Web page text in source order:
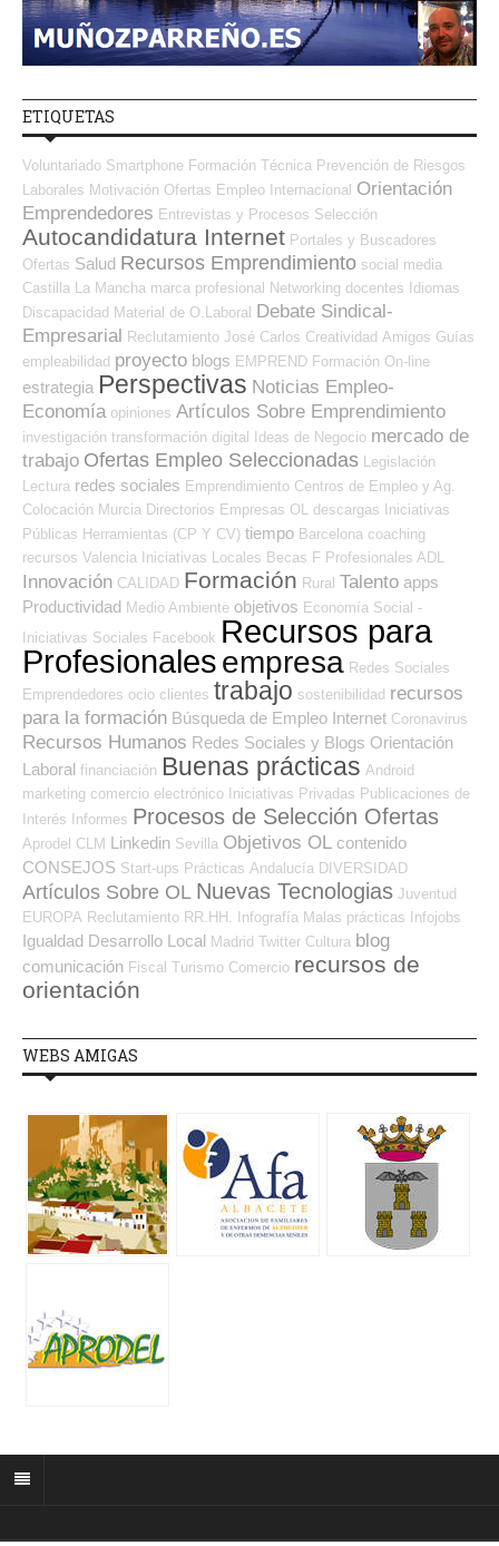
ETIQUETAS
Voluntariado Smartphone Formación Técnica Prevención de Riesgos
Laborales Motivación Ofertas Empleo Internacional Orientación
Emprendedores Entrevistas y Procesos Selección
Autocandidatura Internet Portales y Buscadores
Ofertas Salud Recursos Emprendimiento social media
Castilla La Mancha marca profesional Networking docentes
Idiomas
Discapacidad Material de O.Laboral Debate Sindical-
Empresarial Reclutamiento José Carlos Creatividad Amigos Guías
empleabilidad proyecto blogs EMPREND Formación On-line
estrategia Perspectivas Noticias Empleo-
Economía opiniones Artículos Sobre Emprendimiento
investigación transformación digital Ideas de Negocio mercado de
trabajo Ofertas Empleo Seleccionadas
Legislación
Lectura redes sociales Emprendimiento Centros de Empleo y Ag.
Colocación Murcia Directorios Empresas OL descargas
Iniciativas
Públicas Herramientas (CP Y CV) tiempo Barcelona coaching
recursos Valencia Iniciativas Locales Becas F Profesionales ADL
Innovación CALIDAD Formación Rural Talento apps
Productividad Medio Ambiente objetivos Economía Social -
Iniciativas Sociales Facebook Recursos para
Profesionalesempresa Redes Sociales
Emprendedores ocio clientes trabajo sostenibilidad recursos
para la formación Búsqueda de Empleo Internet Coronavirus
Recursos Humanos Redes Sociales y Blogs Orientación
Laboral financiación Buenas prácticas Android
marketing comercio electrónico Iniciativas Privadas Publicaciones de
Interés
Informes Procesos de Selección Ofertas
Aprodel CLM Linkedin Sevilla Objetivos OL contenido
CONSEJOS Start-ups Prácticas Andalucía DIVERSIDAD
Artículos Sobre OL Nuevas Tecnologias Juventud
EUROPA Reclutamiento RR.HH. Infografía Malas prácticas Infojobs
Igualdad Desarrollo Local Madrid Twitter Cultura blog
comunicación Fiscal Turismo Comercio recursos de
orientación
WEBS AMIGAS